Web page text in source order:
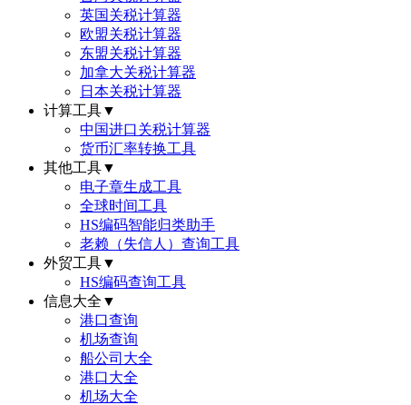
英国关税计算器
欧盟关税计算器
东盟关税计算器
加拿大关税计算器
日本关税计算器
计算工具▼
中国进口关税计算器
货币汇率转换工具
其他工具▼
电子章生成工具
全球时间工具
HS编码智能归类助手
老赖（失信人）查询工具
外贸工具▼
HS编码查询工具
信息大全 ▼
港口查询
机场查询
船公司大全
港口大全
机场大全